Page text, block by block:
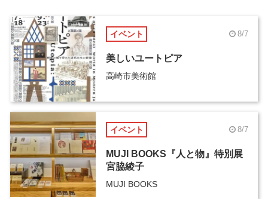
イベント 8/7
美しいユートピア
高崎市美術館
イベント 8/7
MUJI BOOKS『人と物』特別展
宮脇綾子
MUJI BOOKS